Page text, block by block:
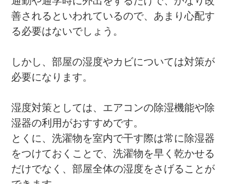
善されるといわれているので、あまり心配す
る必要はないでしょう。
しかし、部屋の湿度やカビについては対策が
必要になります。
湿度対策としては、エアコンの除湿機能や除
湿器の利用がおすすめです。
とくに、洗濯物を室内で干す際は常に除湿器
をつけておくことで、洗濯物を早く乾かせる
だけでなく、部屋全体の湿度をさげることが